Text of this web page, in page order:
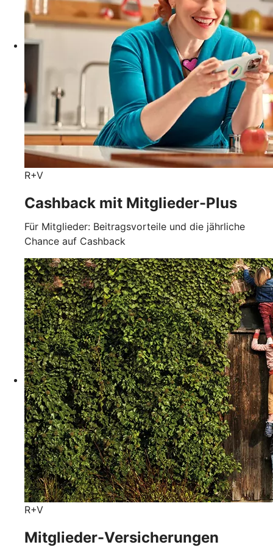
R+V
Cashback mit Mitglieder-Plus
Für Mitglieder: Beitragsvorteile und die jährliche
Chance auf Cashback
R+V
Mitglieder-Versicherungen